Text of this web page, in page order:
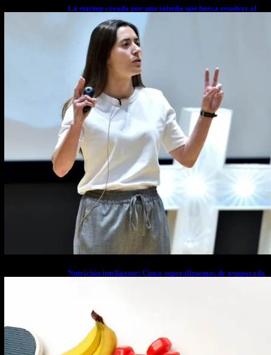
La startup creada por una salteña que busca resolver el
estrés financiero en Latinoamérica
Nutrición inteligente: Cinco superalimentos de temporada